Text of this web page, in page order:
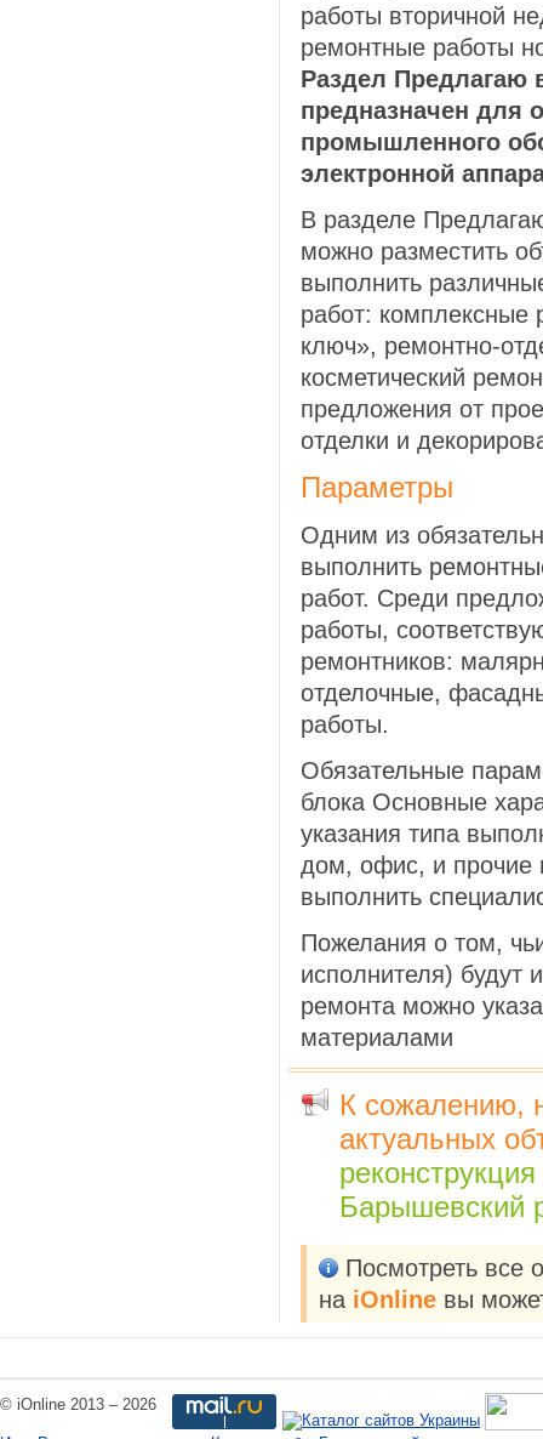
работы вторичной
ремонтные работы
Раздел Предлагаю
предназначен для
промышленного
электронной
В разделе
можно разместить
выполнить
работ: комплексные
ключ», ремонтно-
косметический
предложения от
отделки и
Параметры
Одним из
выполнить
работ. Среди
работы,
ремонтников:
отделочные,
работы.
Обязательные
блока Основные
указания типа
дом, офис, и прочие
выполнить
Пожелания о том,
исполнителя) будут
ремонта можно
материалами
К сожалению,
актуальных
реконструкция
Барышевский
Посмотреть все
на iOnline вы
© iOnline 2013 – 2026